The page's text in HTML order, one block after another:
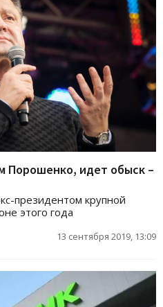
Порошенко, идет обыск –
президентом крупной
этого года
13 сентября 2019, 13:09